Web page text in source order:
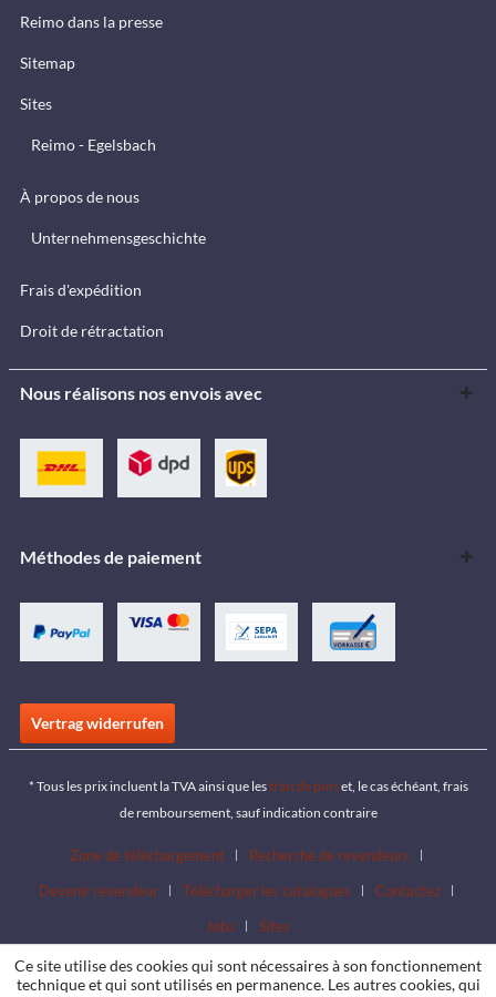
Reimo dans la presse
Sitemap
Sites
Reimo - Egelsbach
À propos de nous
Unternehmensgeschichte
Frais d'expédition
Droit de rétractation
Nous réalisons nos envois avec
Méthodes de paiement
Vertrag widerrufen
* Tous les prix incluent la TVA ainsi que lesfrais de portet, le cas échéant, frais
de remboursement, sauf indication contraire
Zone de téléchargement
Recherche de revendeurs
Devenir revendeur
Télécharger les catalogues
Contactez
Jobs
Sites
Ce site utilise des cookies qui sont nécessaires à son fonctionnement
technique et qui sont utilisés en permanence. Les autres cookies, qui